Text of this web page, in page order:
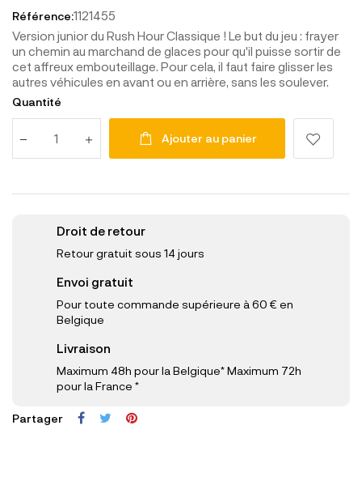
Référence:1121455
Version junior du Rush Hour Classique ! Le but du jeu : frayer
un chemin au marchand de glaces pour qu'il puisse sortir de
cet affreux embouteillage. Pour cela, il faut faire glisser les
autres véhicules en avant ou en arrière, sans les soulever.
Quantité
Ajouter au panier
Droit de retour
Retour gratuit sous 14 jours
Envoi gratuit
Pour toute commande supérieure à 60 € en
Belgique
Livraison
Maximum 48h pour la Belgique* Maximum 72h
pour la France *
Partager